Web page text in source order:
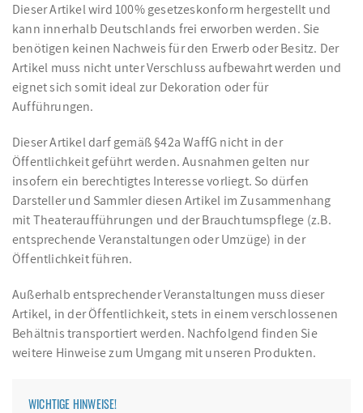
Dieser Artikel wird 100% gesetzeskonform hergestellt und
kann innerhalb Deutschlands frei erworben werden. Sie
benötigen keinen Nachweis für den Erwerb oder Besitz. Der
Artikel muss nicht unter Verschluss aufbewahrt werden und
eignet sich somit ideal zur Dekoration oder für
Aufführungen.
Dieser Artikel darf gemäß §42a WaffG nicht in der
Öffentlichkeit geführt werden. Ausnahmen gelten nur
insofern ein berechtigtes Interesse vorliegt. So dürfen
Darsteller und Sammler diesen Artikel im Zusammenhang
mit Theateraufführungen und der Brauchtumspflege (z.B.
entsprechende Veranstaltungen oder Umzüge) in der
Öffentlichkeit führen.
Außerhalb entsprechender Veranstaltungen muss dieser
Artikel, in der Öffentlichkeit, stets in einem verschlossenen
Behältnis transportiert werden. Nachfolgend finden Sie
weitere Hinweise zum Umgang mit unseren Produkten.
WICHTIGE HINWEISE!